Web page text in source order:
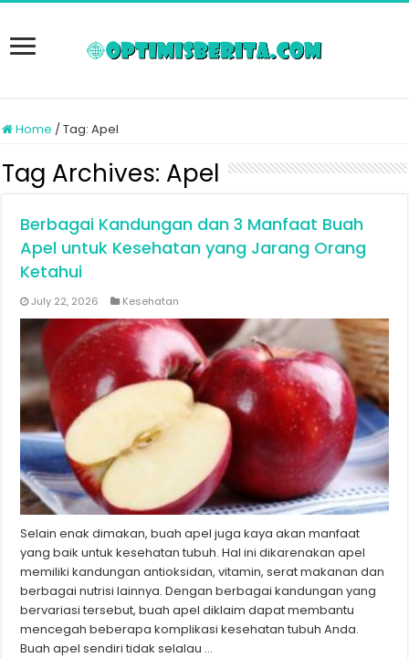
Home /Tag:Apel
Tag Archives: Apel
Berbagai Kandungan dan 3 Manfaat Buah
Apel untuk Kesehatan yang Jarang Orang
Ketahui
July 22, 2026 Kesehatan
Selain enak dimakan, buah apel juga kaya akan manfaat
yang baik untuk kesehatan tubuh. Hal ini dikarenakan apel
memiliki kandungan antioksidan, vitamin, serat makanan dan
berbagai nutrisi lainnya. Dengan berbagai kandungan yang
bervariasi tersebut, buah apel diklaim dapat membantu
mencegah beberapa komplikasi kesehatan tubuh Anda.
Buah apel sendiri tidak selalau …